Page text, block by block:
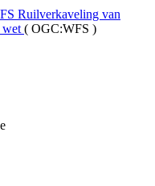
Ruilverkaveling van
wet ( OGC:WFS )